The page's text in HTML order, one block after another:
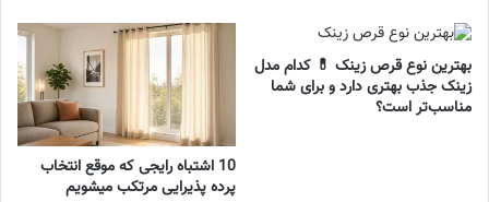
بهترین نوع قرص زینک 💊 کدام مدل
زینک جذب بهتری دارد و برای شما
مناسب‌تر است؟
10 اشتباه رایجی که موقع انتخاب
پرده پذیرایی مرتکب میشویم